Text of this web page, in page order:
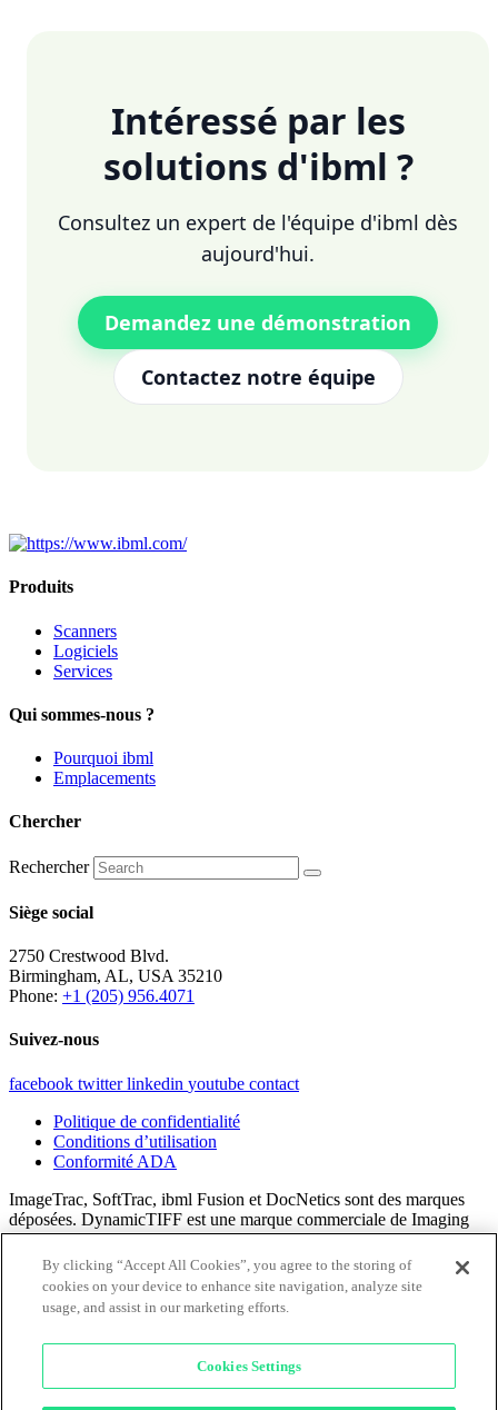
Intéressé par les
solutions d'ibml ?
Consultez un expert de l'équipe d'ibml dès
aujourd'hui.
Demandez une démonstration
Contactez notre équipe
Produits
Scanners
Logiciels
Services
Qui sommes-nous ?
Pourquoi ibml
Emplacements
Chercher
Rechercher
Siège social
2750 Crestwood Blvd.
Birmingham, AL, USA 35210
Phone: +1 (205) 956.4071
Suivez-nous
facebook twitter linkedin youtube contact
Politique de confidentialité
Conditions d’utilisation
Conformité ADA
ImageTrac, SoftTrac, ibml Fusion et DocNetics sont des marques
déposées. DynamicTIFF est une marque commerciale de Imaging
Business Machines, LLC.
Tout le contenu © 2024 Imaging Business Machines, LLC.
By clicking “Accept All Cookies”, you agree to the storing of
cookies on your device to enhance site navigation, analyze site
usage, and assist in our marketing efforts.
Cookies Settings